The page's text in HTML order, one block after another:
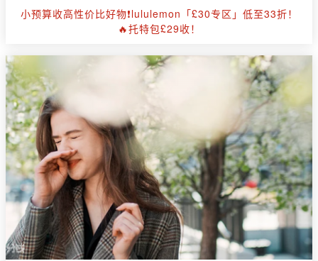
小预算收高性价比好物❗lululemon「£30专区」低至33折！
🔥托特包£29收！